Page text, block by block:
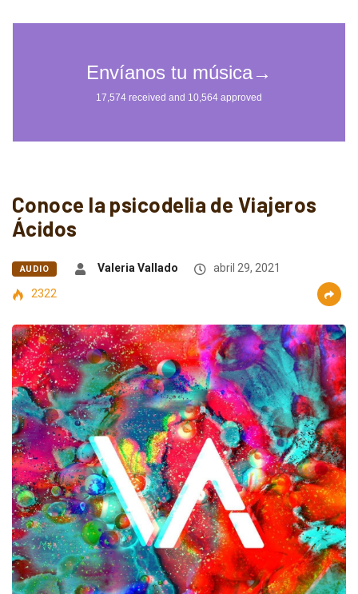
Conoce la psicodelia de Viajeros
Ácidos
AUDIO Valeria Vallado
abril 29, 2021
2322